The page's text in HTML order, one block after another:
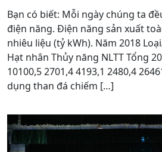
Bạn có biết: Mỗi ngày chúng ta
điện năng. Điện năng sản xuất
nhiêu liệu (tỷ kWh). Năm 2018
Hạt nhân Thủy năng NLTT Tổng
10100,5 2701,4 4193,1 2480,4
dụng than đá chiếm […]